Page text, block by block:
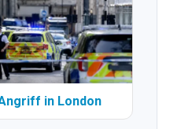
in London